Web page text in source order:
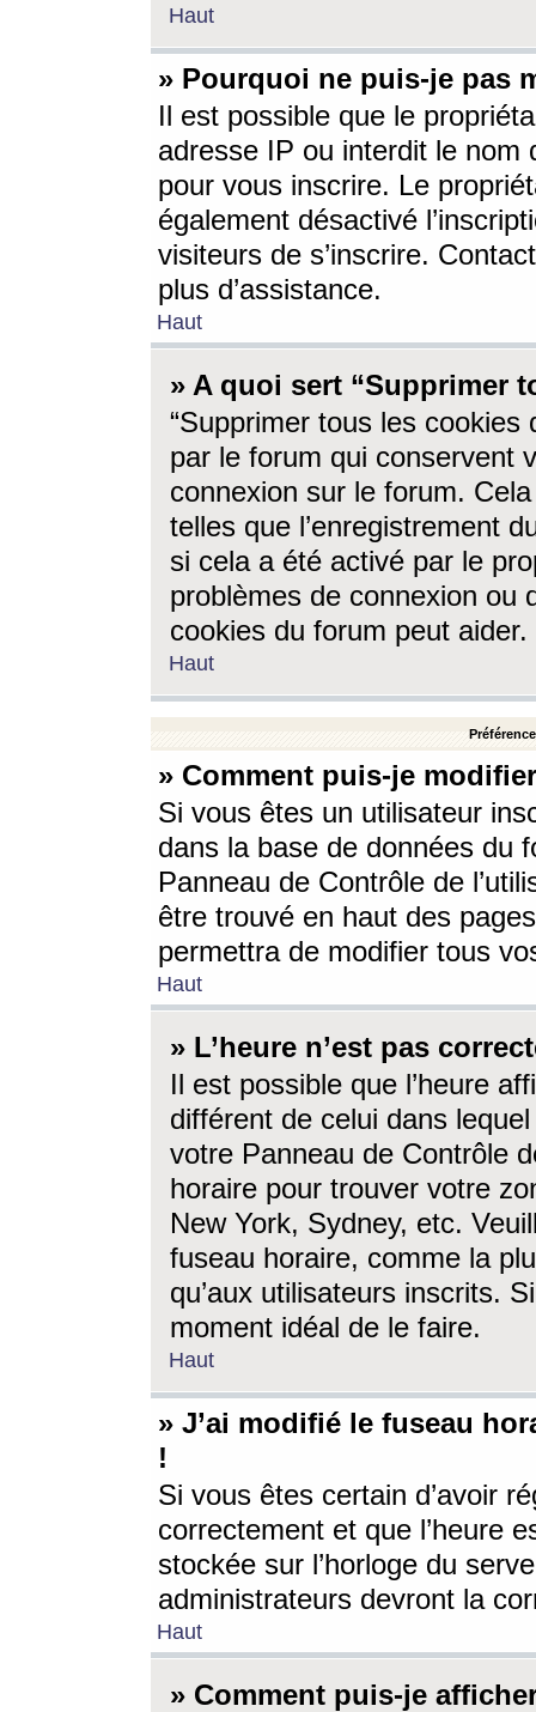
Haut
» Pourquoi ne puis-je pas
Il est possible que le
adresse IP ou interdit le nom
pour vous inscrire. Le
également désactivé
visiteurs de s’inscrire.
plus d’assistance.
Haut
» A quoi sert “Supprimer
“Supprimer tous les cookies
par le forum qui conservent
connexion sur le forum.
telles que l’enregistrement
si cela a été activé par le
problèmes de connexion ou
cookies du forum peut aider.
Haut
» Comment puis-je
Si vous êtes un utilisateur
dans la base de données du
Panneau de Contrôle de
être trouvé en haut des
permettra de modifier tous
Haut
» L’heure n’est pas
Il est possible que l’heure
différent de celui dans
votre Panneau de Contrôle
horaire pour trouver votre
New York, Sydney, etc.
fuseau horaire, comme la
qu’aux utilisateurs inscrits.
moment idéal de le faire.
Haut
» J’ai modifié le fuseau
!
Si vous êtes certain d’avoir
correctement et que l’heure
stockée sur l’horloge du
administrateurs devront la
Haut
» Comment puis-je